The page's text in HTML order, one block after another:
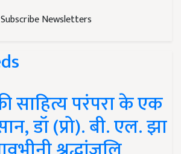
Subscribe Newsletters
साहित्य परंपरा के एक
डॉ (प्रो). बी. एल. झा